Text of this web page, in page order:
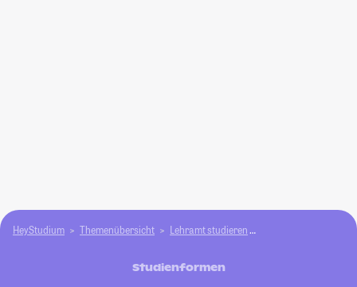
HeyStudium Themenübersicht Lehramt studieren Physik, Astronomie
Studienformen